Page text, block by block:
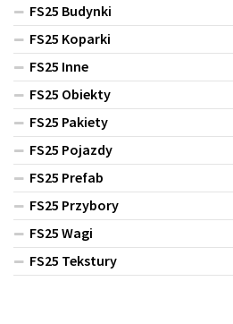
FS25 Budynki
FS25 Koparki
FS25 Inne
FS25 Obiekty
FS25 Pakiety
FS25 Pojazdy
FS25 Prefab
FS25 Przybory
FS25 Wagi
FS25 Tekstury